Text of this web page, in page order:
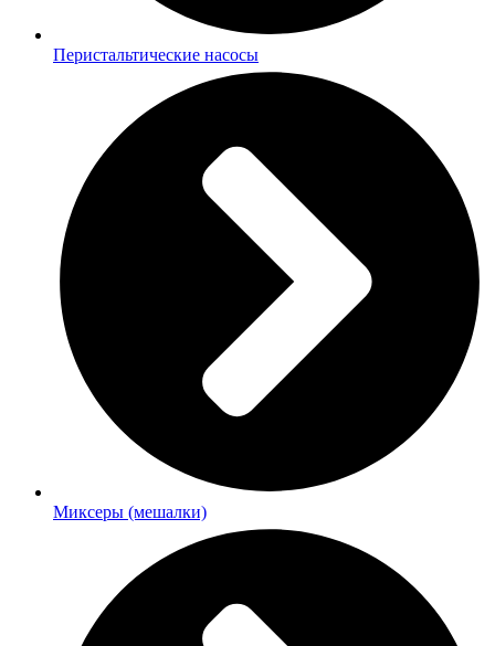
Перистальтические насосы
Миксеры (мешалки)